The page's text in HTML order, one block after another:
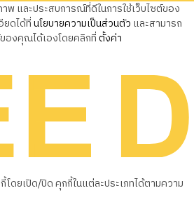
พ และประสบการณ์ที่ดีในการใช้เว็บไซต์ของ
ดได้ที่นโยบายความเป็นส่วนตัว และสามารถ
องคุณได้เองโดยคลิกที่ตั้งค่า
ดยเปิด/ปิด คุกกี้ในแต่ละประเภทได้ตามความ